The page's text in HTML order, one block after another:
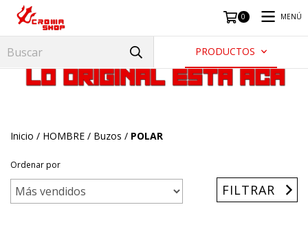
0 MENÚ
PRODUCTOS
Inicio / HOMBRE / Buzos / POLAR
Ordenar por
FILTRAR